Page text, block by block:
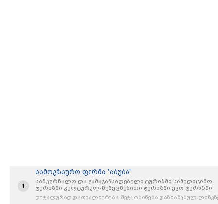
1
სამოგზაურო ფირმა "აბუბა"
სამკურნალო და გამაჯანსაღებელი ტურიზმი სამედიცინო
ტურიზმი კულტურულ-შემეცნებითი ტურიზმი ეკო ტურიზმი
სათავგადასავლო ტურიზმი ღვინის ტურიზმი მაღალმთიანი
რეგიონების ტურიზმი პილიგრიმული ტურიზმი
დეტალურად დათვალიერება შეტყობინება დაზიანებულ